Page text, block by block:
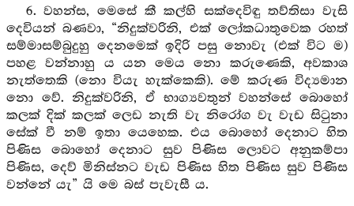
6. වහන්ස, මෙසේ කී කල්හි සක්දෙවිඳු තව්තිසා වැසි
දෙවියන් බණවා, “නිදුක්වරිනි, එක් ලෝකධාතුවෙක රහත්
සම්මාසම්බුදුහු දෙනමෙක් ඉදිරි පසු නොවැ (එක් විට ම)
පහළ වන්නාහු ය යන මෙය නො කරුණෙකි, අවකාශ
නැත්තෙකි (නො වියැ හැක්කෙකි). මේ කරුණ විද්‍යමාන
නො වේ. නිදුක්වරිනි, ඒ භාග්‍යවතුන් වහන්සේ බොහෝ
කලක් දික් කලක් ලෙඩ නැති වැ නිරෝග වැ වැඩ සිටුනා
සේක් වී නම් ඉතා යෙහෙක. එය බොහෝ දෙනාට හිත
පිණිස බොහෝ දෙනාට සුව පිණිස ලොවට අනුකම්පා
පිණිස, දෙව් මිනිස්නට වැඩ පිණිස හිත පිණිස සුව පිණිස
වන්නේ යැ” යි මෙ බස් පැවැසී ය.